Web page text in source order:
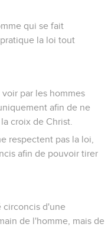
qui se fait
la loi tout
par les hommes
afin de ne
croix de Christ.
respectent pas la loi,
afin de pouvoir tirer
circoncis d'une
de l'homme, mais de